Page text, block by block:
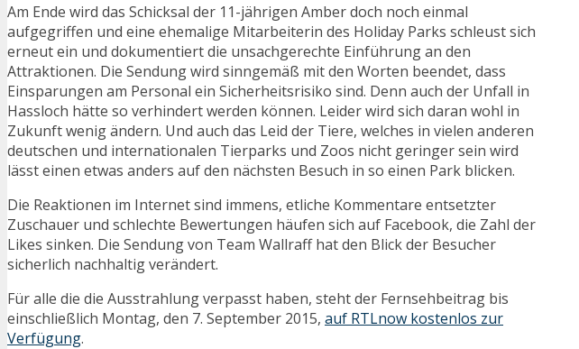
Am Ende wird das Schicksal der 11-jährigen Amber doch noch einmal
aufgegriffen und eine ehemalige Mitarbeiterin des Holiday Parks schleust sich
erneut ein und dokumentiert die unsachgerechte Einführung an den
Attraktionen. Die Sendung wird sinngemäß mit den Worten beendet, dass
Einsparungen am Personal ein Sicherheitsrisiko sind. Denn auch der Unfall in
Hassloch hätte so verhindert werden können. Leider wird sich daran wohl in
Zukunft wenig ändern. Und auch das Leid der Tiere, welches in vielen anderen
deutschen und internationalen Tierparks und Zoos nicht geringer sein wird
lässt einen etwas anders auf den nächsten Besuch in so einen Park blicken.
Die Reaktionen im Internet sind immens, etliche Kommentare entsetzter
Zuschauer und schlechte Bewertungen häufen sich auf Facebook, die Zahl der
Likes sinken. Die Sendung von Team Wallraff hat den Blick der Besucher
sicherlich nachhaltig verändert.
Für alle die die Ausstrahlung verpasst haben, steht der Fernsehbeitrag bis
einschließlich Montag, den 7. September 2015, auf RTLnow kostenlos zur
Verfügung.